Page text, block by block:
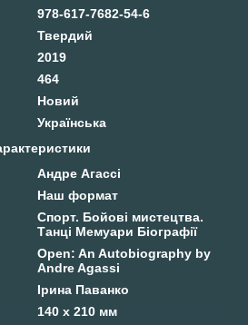
978-617-7682-54-6
Твердий
2019
464
Новий
Українська
Андре Агассі
Наш формат
Спорт. Бойові мистецтва.
Танці Мемуари Біографії
Open: An Autobiography by
Andre Agassi
Ірина Паванко
140 х 210 мм